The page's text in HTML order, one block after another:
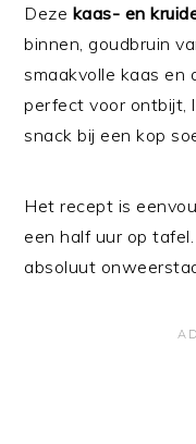
Deze kaas- en
binnen, goudbruin
smaakvolle kaas en
perfect voor ontbijt,
snack bij een kop
Het recept is
een half uur op
absoluut